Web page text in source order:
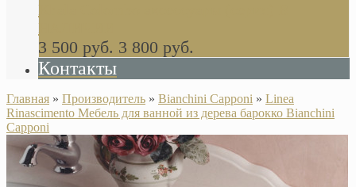
Khala Colombo аксессуары (серия) В
НАЛИЧИИ
3 500 руб. 3 800 руб.
Контакты
Главная » Производитель » Bianchini Capponi » Linea
Rinascimento Мебель для ванной из дерева барокко Bianchini
Capponi